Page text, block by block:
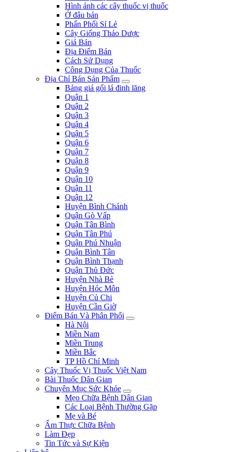
Hình ảnh các cây thuốc vị thuốc
Ở đâu bán
Phấn Phối Sỉ Lẻ
Cây Giống Thảo Dược
Giá Bán
Địa Điểm Bán
Cách Sử Dụng
Công Dụng Của Thuốc
Địa Chỉ Bán Sản Phẩm
Bảng giá gối lá đinh lăng
Quận 1
Quận 2
Quận 3
Quận 4
Quận 5
Quận 6
Quận 7
Quận 8
Quận 9
Quận 10
Quận 11
Quận 12
Huyện Bình Chánh
Quận Gò Vấp
Quận Tân Bình
Quận Tân Phú
Quận Phú Nhuận
Quận Bình Tân
Quận Bình Thạnh
Quận Thủ Đức
Huyện Nhà Bè
Huyện Hóc Môn
Huyện Củ Chi
Huyện Cần Giờ
Điểm Bán Và Phân Phối
Hà Nội
Miền Nam
Miền Trung
Miền Bắc
TP Hồ Chí Minh
Cây Thuốc Vị Thuốc Việt Nam
Bài Thuốc Dân Gian
Chuyên Mục Sức Khỏe
Mẹo Chữa Bệnh Dân Gian
Các Loại Bệnh Thường Gặp
Mẹ và Bé
Ẩm Thực Chữa Bệnh
Làm Đẹp
Tin Tức và Sự Kiện